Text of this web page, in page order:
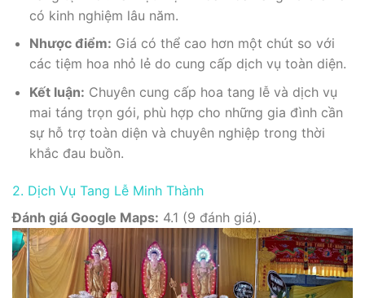
có kinh nghiệm lâu năm.
Nhược điểm: Giá có thể cao hơn một chút so với
các tiệm hoa nhỏ lẻ do cung cấp dịch vụ toàn diện.
Kết luận: Chuyên cung cấp hoa tang lễ và dịch vụ
mai táng trọn gói, phù hợp cho những gia đình cần
sự hỗ trợ toàn diện và chuyên nghiệp trong thời
khắc đau buồn.
2. Dịch Vụ Tang Lễ Minh Thành
Đánh giá Google Maps: 4.1 (9 đánh giá).